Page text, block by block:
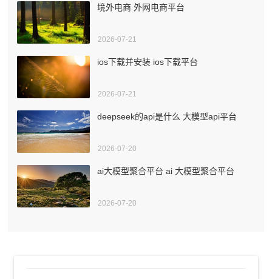
境外电商 外网电商平台
2026-07-21
ios下载并安装 ios下载平台
2026-07-21
deepseek的api是什么 大模型api平台
2026-07-20
ai大模型聚合平台 ai 大模型聚合平台
2026-07-20